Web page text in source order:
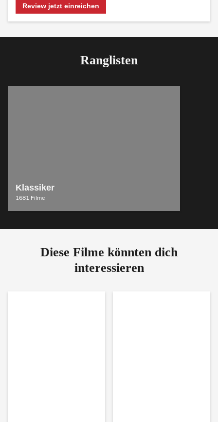
Review jetzt einreichen
Ranglisten
Klassiker
1681 Filme
Diese Filme könnten dich
interessieren